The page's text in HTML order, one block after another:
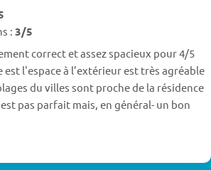
: 3/5
correct et assez spacieux pour 4/5
est l'espace à l’extérieur est très agréable
du villes sont proche de la résidence
pas parfait mais, en général- un bon